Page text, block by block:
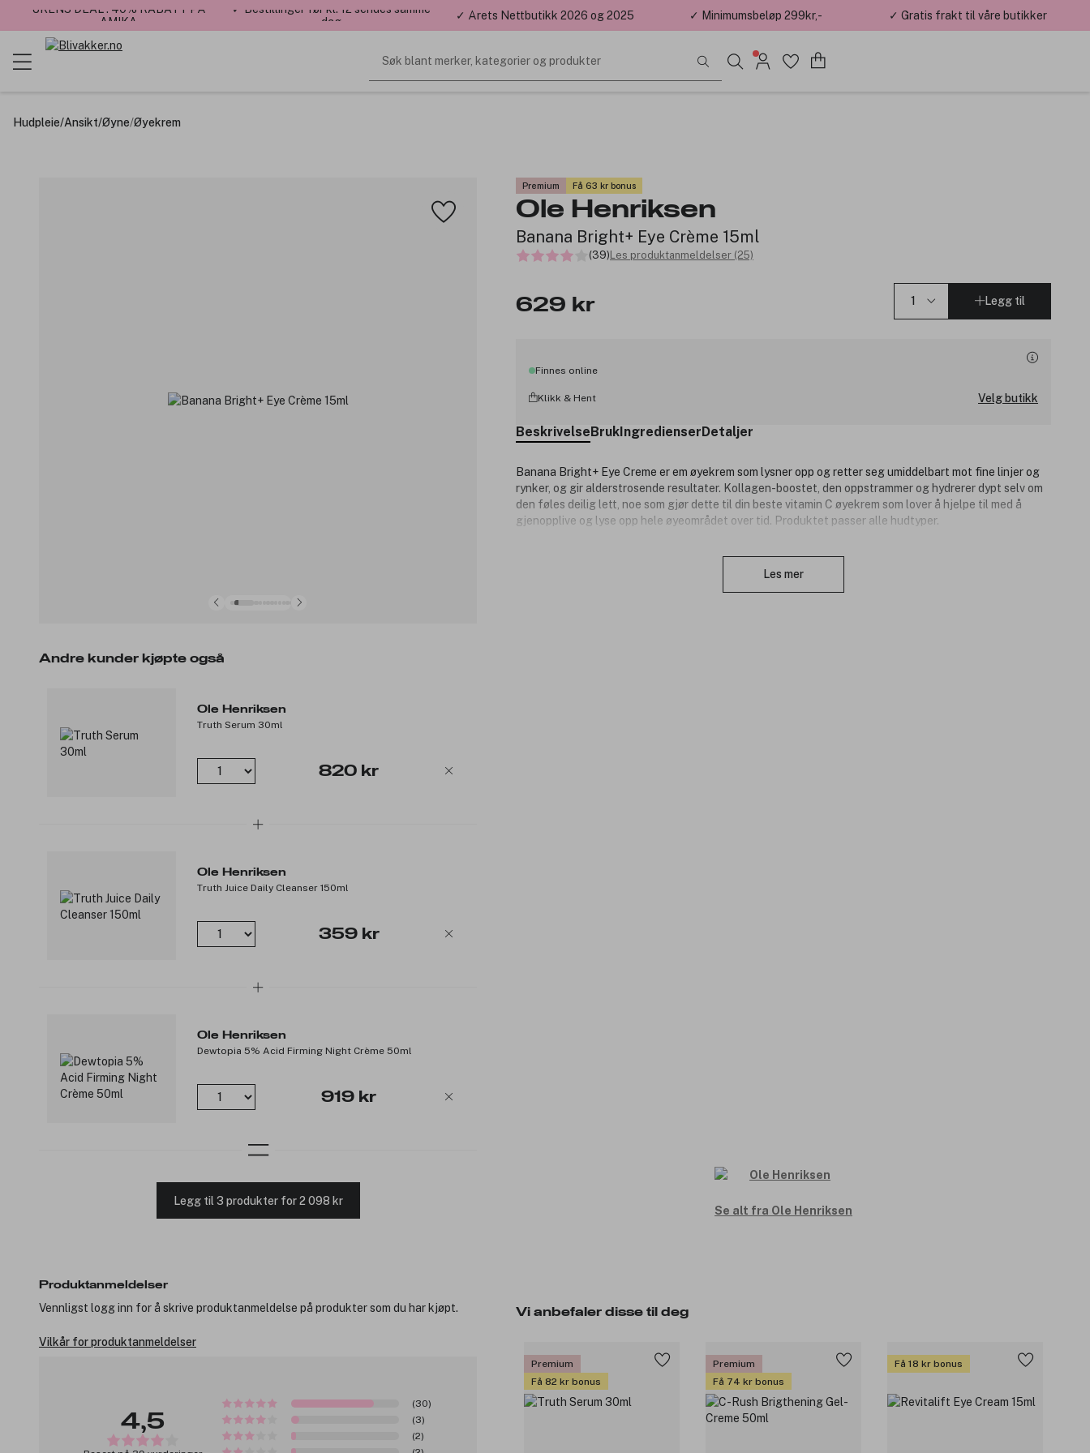
UKENS DEAL : 40% RABATT PÅ
AMIKA
✓ Bestillinger før kl. 12 sendes samme
dag
✓ Årets Nettbutikk 2026 og 2025 ✓ Minimumsbeløp 299kr,- ✓ Gratis frakt til våre butikker
Søk blant merker, kategorier og produkter
Hudpleie/Ansikt/Øyne/Øyekrem
Premium Få 63 kr bonus
Ole Henriksen
Banana Bright+ Eye Crème 15ml
(39) Les produktanmeldelser (25)
629 kr Legg til
Finnes online
Klikk & Hent Velg butikk
BeskrivelseBrukIngredienserDetaljer
Banana Bright+ Eye Creme er em øyekrem som lysner opp og retter seg umiddelbart mot fine linjer og
rynker, og gir alderstrosende resultater. Kollagen-boostet, den oppstrammer og hydrerer dypt selv om
den føles deilig lett, noe som gjør dette til din beste vitamin C øyekrem som lover å hjelpe til med å
gjenopplive og lyse opp hele øyeområdet over tid. Produktet passer alle hudtyper.
Les mer
Andre kunder kjøpte også
Ole Henriksen
Truth Serum 30ml
820 kr
Ole Henriksen
Truth Juice Daily Cleanser 150ml
359 kr
Ole Henriksen
Dewtopia 5% Acid Firming Night Crème 50ml
919 kr
Legg til 3 produkter for 2 098 kr
Se alt fra Ole Henriksen
Vi anbefaler disse til deg
Premium
Få 82 kr bonus
Premium
Få 74 kr bonus
Få 18 kr bonus
Produktanmeldelser
Vennligst logg inn for å skrive produktanmeldelse på produkter som du har kjøpt.
Vilkår for produktanmeldelser
4,5
(30)
(3)
(2)